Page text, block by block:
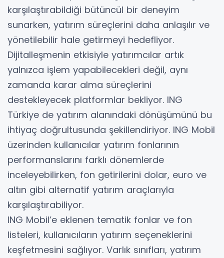
karşılaştırabildiği bütüncül bir deneyim
sunarken, yatırım süreçlerini daha anlaşılır ve
yönetilebilir hale getirmeyi hedefliyor.
Dijitalleşmenin etkisiyle yatırımcılar artık
yalnızca işlem yapabilecekleri değil, aynı
zamanda karar alma süreçlerini
destekleyecek platformlar bekliyor. ING
Türkiye de yatırım alanındaki dönüşümünü bu
ihtiyaç doğrultusunda şekillendiriyor. ING Mobil
üzerinden kullanıcılar yatırım fonlarının
performanslarını farklı dönemlerde
inceleyebilirken, fon getirilerini dolar, euro ve
altın gibi alternatif yatırım araçlarıyla
karşılaştırabiliyor.
ING Mobil’e eklenen tematik fonlar ve fon
listeleri, kullanıcıların yatırım seçeneklerini
keşfetmesini sağlıyor. Varlık sınıfları, yatırım